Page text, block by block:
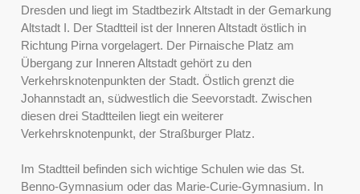
Dresden und liegt im Stadtbezirk Altstadt in der Gemarkung
Altstadt I. Der Stadtteil ist der Inneren Altstadt östlich in
Richtung Pirna vorgelagert. Der Pirnaische Platz am
Übergang zur Inneren Altstadt gehört zu den
Verkehrsknotenpunkten der Stadt. Östlich grenzt die
Johannstadt an, südwestlich die Seevorstadt. Zwischen
diesen drei Stadtteilen liegt ein weiterer
Verkehrsknotenpunkt, der Straßburger Platz.
Im Stadtteil befinden sich wichtige Schulen wie das St.
Benno-Gymnasium oder das Marie-Curie-Gymnasium. In